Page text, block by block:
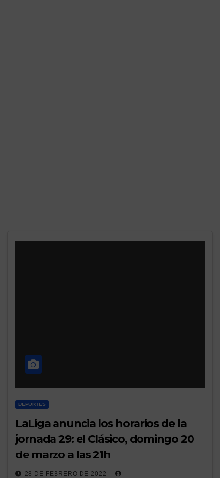
DEPORTES
LaLiga anuncia los horarios de la
jornada 29: el Clásico, domingo 20
de marzo a las 21h
28 DE FEBRERO DE 2022